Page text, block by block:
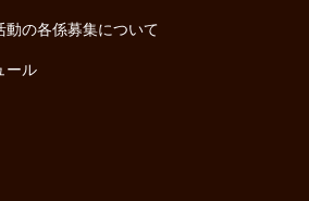
動の各係募集について
ール